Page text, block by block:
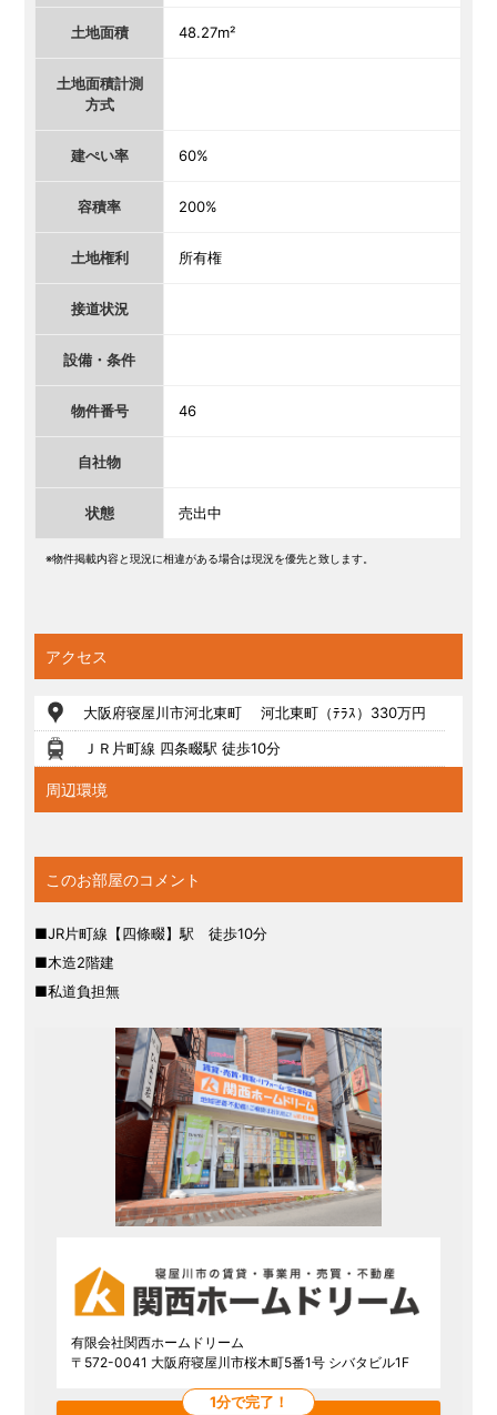
土地面積 48.27m²
土地面積計測
方式
建ぺい率 60%
容積率 200%
土地権利 所有権
接道状況
設備・条件
物件番号 46
自社物
状態 売出中
※物件掲載内容と現況に相違がある場合は現況を優先と致します。
アクセス
大阪府寝屋川市河北東町 河北東町（ﾃﾗｽ）330万円
ＪＲ片町線 四条畷駅 徒歩10分
周辺環境
このお部屋のコメント
■JR片町線【四條畷】駅 徒歩10分
■木造2階建
■私道負担無
有限会社関西ホームドリーム
〒572-0041 大阪府寝屋川市桜木町5番1号 シバタビル1F
1分で完了！